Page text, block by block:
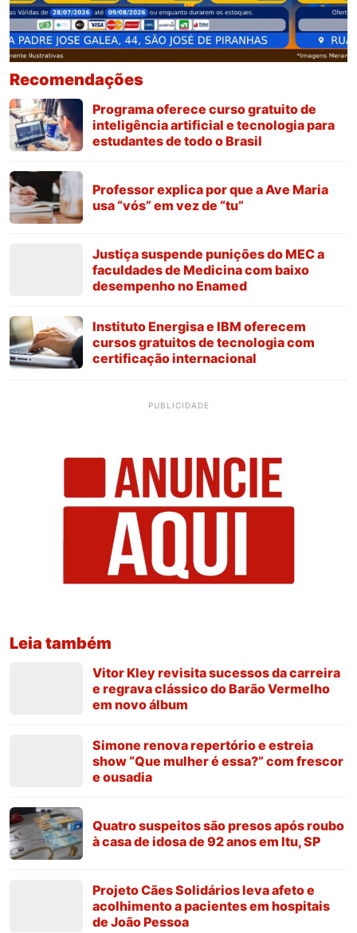
Recomendações
Programa oferece curso gratuito de
inteligência artificial e tecnologia para
estudantes de todo o Brasil
Professor explica por que a Ave Maria
usa “vós” em vez de “tu”
Justiça suspende punições do MEC a
faculdades de Medicina com baixo
desempenho no Enamed
Instituto Energisa e IBM oferecem
cursos gratuitos de tecnologia com
certificação internacional
PUBLICIDADE
Leia também
Vitor Kley revisita sucessos da carreira
e regrava clássico do Barão Vermelho
em novo álbum
Simone renova repertório e estreia
show “Que mulher é essa?” com frescor
e ousadia
Quatro suspeitos são presos após roubo
à casa de idosa de 92 anos em Itu, SP
Projeto Cães Solidários leva afeto e
acolhimento a pacientes em hospitais
de João Pessoa